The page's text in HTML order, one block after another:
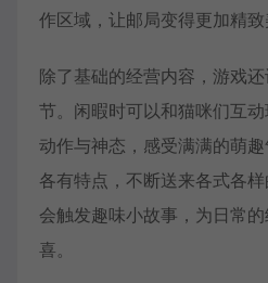
作区域，让邮局变得更加精致
除了基础的经营内容，游戏
节。闲暇时可以和猫咪们互
动作与神态，感受满满的萌
各有特点，不断送来各式各
会触发趣味小故事，为日常
喜。